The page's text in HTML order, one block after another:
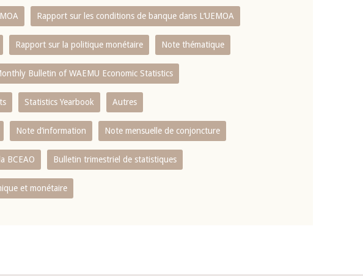
Rapport sur les conditions de banque dans L‘UEMOA
Rapport sur la politique monétaire Note thématique
Bulletin of WAEMU Economic Statistics
Statistics Yearbook Autres
Note d’information Note mensuelle de conjoncture
BCEAO Bulletin trimestriel de statistiques
et monétaire